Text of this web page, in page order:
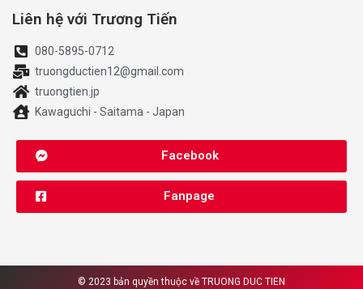
Liên hệ với Trương Tiến
080-5895-0712
truongductien12@gmail.com
truongtien.jp
Kawaguchi - Saitama - Japan
Facebook
Fanpage
© 2023 bản quyền thuộc về TRUONG DUC TIEN